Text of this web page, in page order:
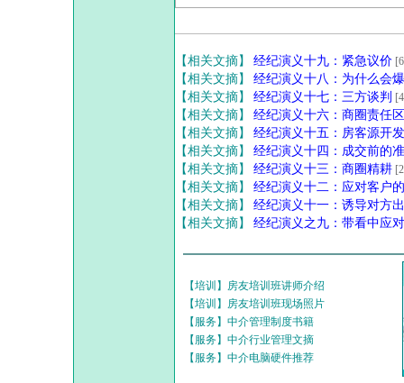
【相关文摘】 经纪演义十九：紧急议价
【相关文摘】
经纪演义十八：为什么会
【相关文摘】
经纪演义十七：三方谈判
【相关文摘】
经纪演义十六：商圈责任
【相关文摘】
经纪演义十五：房客源开
【相关文摘】
经纪演义十四：成交前的
【相关文摘】
经纪演义十三：商圈精耕
【相关文摘】
经纪演义十二：应对客户
【相关文摘】
经纪演义十一：诱导对方
【相关文摘】
经纪演义之九：带看中应
【培训】房友培训班讲师介绍
【培训】房友培训班现场照片
【服务】中介管理制度书籍
【服务】中介行业管理文摘
【服务】中介电脑硬件推荐